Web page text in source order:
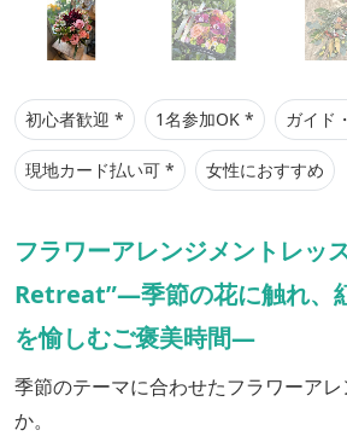
初心者歓迎 * 1名参加OK * ガイド
現地カード払い可 * 女性におすすめ
フラワーアレンジメントレ
Retreat”―季節の花に触れ、
を愉しむご褒美時間―
季節のテーマに合わせたフラワーア
か。